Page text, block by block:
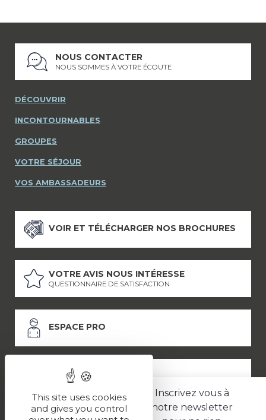
Inscrivez vous à
notre newsletter
NOUS CONTACTER
NOUS SOMMES À VOTRE ÉCOUTE
DÉCOUVRIR
INCONTOURNABLES
GROUPES
VOTRE SÉJOUR
VOS AMBASSADEURS
VOIR ET TÉLÉCHARGER NOS BROCHURES
VOTRE AVIS NOUS INTÉRESSE
QUESTIONNAIRE DE SATISFACTION
ESPACE PRO
ESPACE PRESSE
This site uses cookies
and gives you control